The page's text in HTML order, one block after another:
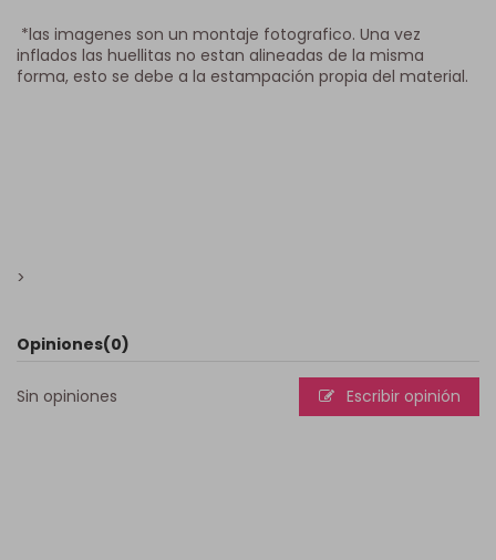
*las imagenes son un montaje fotografico. Una vez
inflados las huellitas no estan alineadas de la misma
forma, esto se debe a la estampación propia del material.
>
Opiniones(0)
Sin opiniones Escribir opinión